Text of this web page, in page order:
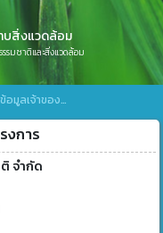
บสิ่งแวดล้อม
รมชาติและสิ่งแวดล้อม
ข้อมูลเจ้าของโครงการ
งการ
จำกัด